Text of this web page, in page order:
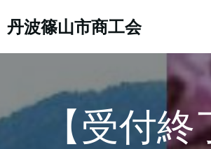
ン
ス
キ
ッ
丹波篠山市商工会
【受付